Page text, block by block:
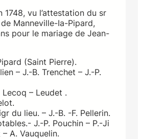
1748, vu l’attestation du sr
Manneville-Ia-Pipard,
pour le mariage de Jean-
(Saint Pierre).
– J.-B. Trenchet – J.-P.
Lecoq – Leudet .
du lieu. – J.-B. -F. Pellerin.
J.-P. Pouchin – P.-Ji
A. Vauquelin.